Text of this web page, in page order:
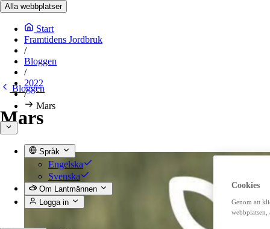
Alla webbplatser
Start
Framtidens Jordbruk
/
Bloggen
/
2022
/
Mars
Språk
Engelska
Svenska
Om Lantmännen
Logga in
Bloggen
Mars
Cookies
Genom att
webbplatsen,